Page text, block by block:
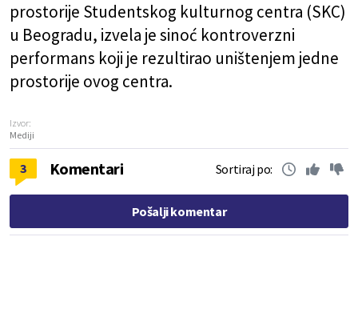
prostorije Studentskog kulturnog centra (SKC)
u Beogradu, izvela je sinoć kontroverzni
performans koji je rezultirao uništenjem jedne
prostorije ovog centra.
Izvor:
Mediji
3 Komentari Sortiraj po:
Pošalji komentar